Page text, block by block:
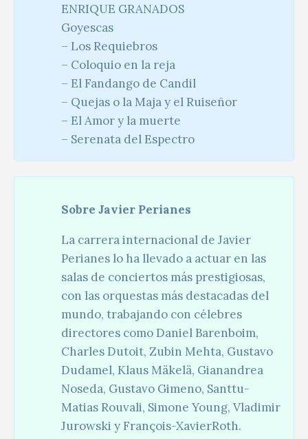
ENRIQUE GRANADOS
Goyescas
– Los Requiebros
– Coloquio en la reja
– El Fandango de Candil
– Quejas o la Maja y el Ruiseñor
– El Amor y la muerte
– Serenata del Espectro
Sobre Javier Perianes
La carrera internacional de Javier
Perianes lo ha llevado a actuar en las
salas de conciertos más prestigiosas,
con las orquestas más destacadas del
mundo, trabajando con célebres
directores como Daniel Barenboim,
Charles Dutoit, Zubin Mehta, Gustavo
Dudamel, Klaus Mäkelä, Gianandrea
Noseda, Gustavo Gimeno, Santtu-
Matias Rouvali, Simone Young, Vladimir
Jurowski y François-XavierRoth.